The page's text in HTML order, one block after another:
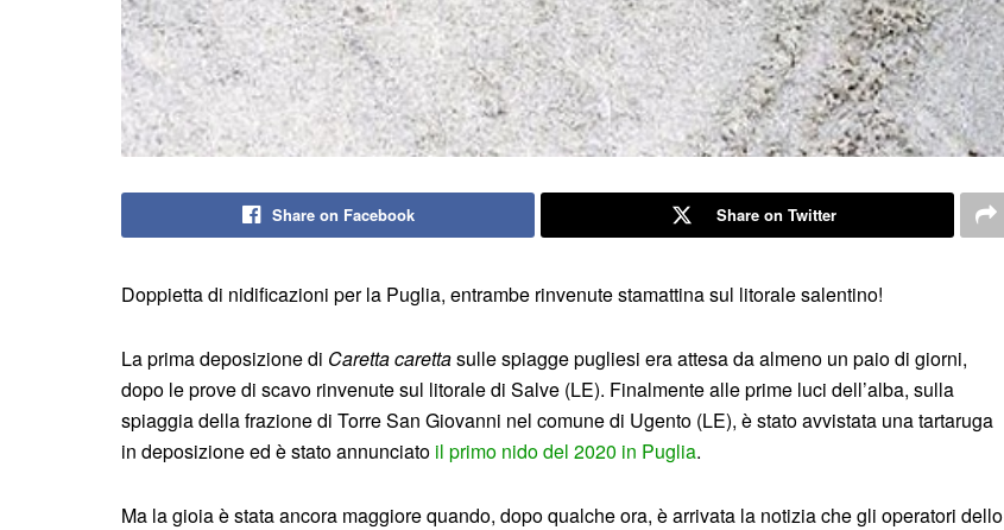
Share on Facebook Share on Twitter
Doppietta di nidificazioni per la Puglia, entrambe rinvenute stamattina sul litorale salentino!
La prima deposizione di Caretta carettasulle spiagge pugliesi era attesa da almeno un paio di giorni,
dopo le prove di scavo rinvenute sul litorale di Salve (LE). Finalmente alle prime luci dell’alba, sulla
spiaggia della frazione di Torre San Giovanni nel comune di Ugento (LE), è stato avvistata una tartaruga
in deposizione ed è stato annunciato il primo nido del 2020 in Puglia.
Ma la gioia è stata ancora maggiore quando, dopo qualche ora, è arrivata la notizia che gli operatori dello